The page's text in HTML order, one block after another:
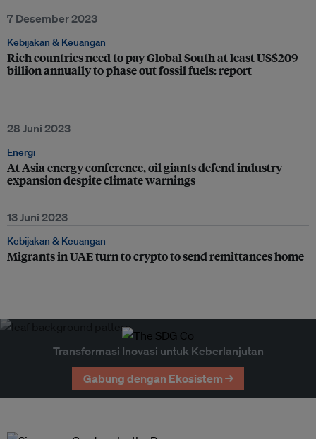
7 Desember 2023
Kebijakan & Keuangan
Rich countries need to pay Global South at least US$209
billion annually to phase out fossil fuels: report
28 Juni 2023
Energi
At Asia energy conference, oil giants defend industry
expansion despite climate warnings
13 Juni 2023
Kebijakan & Keuangan
Migrants in UAE turn to crypto to send remittances home
Transformasi Inovasi untuk Keberlanjutan
Gabung dengan Ekosistem →